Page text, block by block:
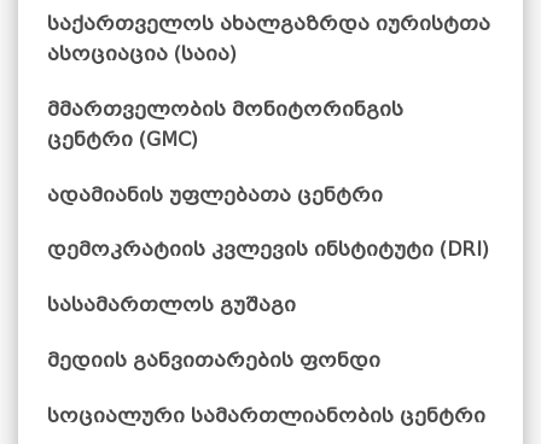
საქართველოს ახალგაზრდა იურისტთა
ასოციაცია (საია)
მმართველობის მონიტორინგის
ცენტრი (GMC)
ადამიანის უფლებათა ცენტრი
დემოკრატიის კვლევის ინსტიტუტი (DRI)
სასამართლოს გუშაგი
მედიის განვითარების ფონდი
სოციალური სამართლიანობის ცენტრი